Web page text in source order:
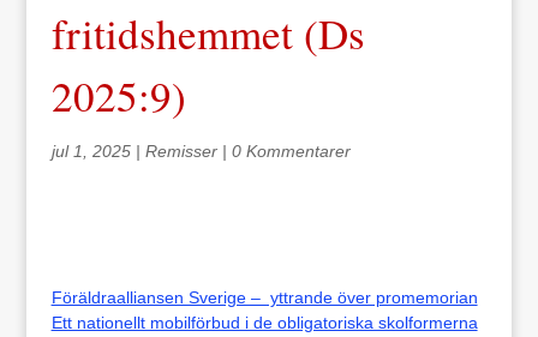
fritidshemmet (Ds
2025:9)
jul 1, 2025| Remisser| 0 Kommentarer
Föräldraalliansen Sverige – yttrande över promemorian
Ett nationellt mobilförbud i de obligatoriska skolformerna